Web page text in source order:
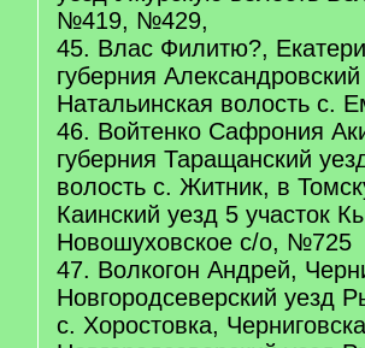
№419, №429,
45. Влас Филитю?,
губерния
Натальинская волость с.
46. Войтенко Сафрония
губерния Таращанский
волость с. Житник, в
Каинский уезд 5 участок
Новошуховское с/о, №725
47. Волкогон Андрей,
Новгородсеверский уезд
с. Хоростовка,